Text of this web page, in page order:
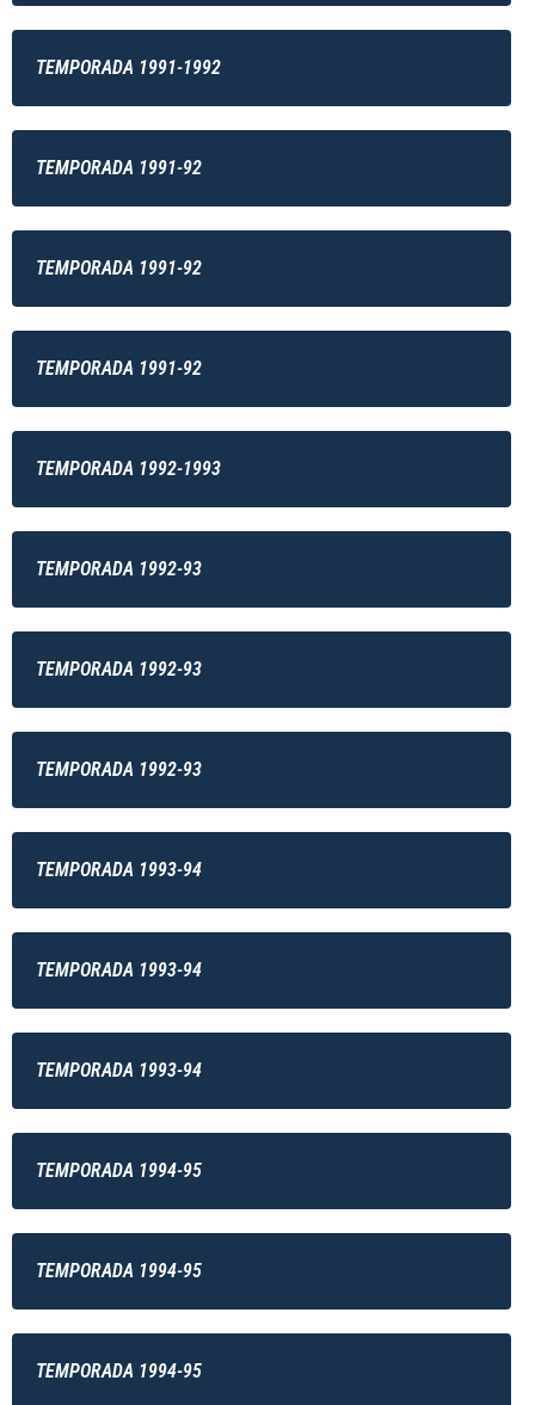
TEMPORADA 1991-1992
TEMPORADA 1991-92
TEMPORADA 1991-92
TEMPORADA 1991-92
TEMPORADA 1992-1993
TEMPORADA 1992-93
TEMPORADA 1992-93
TEMPORADA 1992-93
TEMPORADA 1993-94
TEMPORADA 1993-94
TEMPORADA 1993-94
TEMPORADA 1994-95
TEMPORADA 1994-95
TEMPORADA 1994-95